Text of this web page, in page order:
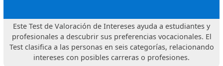
Este Test de Valoración de Intereses ayuda a estudiantes y
profesionales a descubrir sus preferencias vocacionales. El
Test clasifica a las personas en seis categorías, relacionando
intereses con posibles carreras o profesiones.